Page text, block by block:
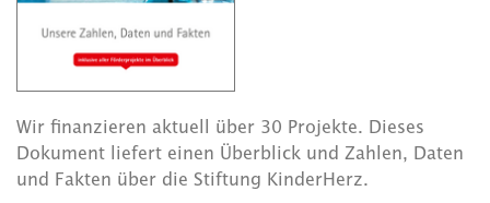
Wir finanzieren aktuell über 30 Projekte. Dieses
Dokument liefert einen Überblick und Zahlen, Daten
und Fakten über die Stiftung KinderHerz.